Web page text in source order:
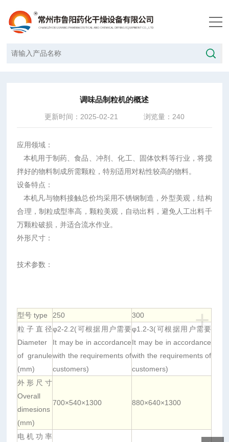
调味品制粒机的概述
更新时间：2025-02-21 浏览量：240
应用领域：
本机用于制药、食品、冲剂、化工、固体饮料等行业，将搅
拌好的物料制成所需颗粒，特别适用对粘性较高的物料。
设备特点：
本机凡与物料接触总价均采用不锈钢制造，外型美观，结构
合理，制粒成型率高，颗粒美观，自动出料，避免人工出料千
万颗粒破损，并适合流水作业。
外形尺寸：
技术参数：
+
型号 type 250
300
粒子直径
Diameter
of granule
(mm)
φ2-2.2(可根据用户需要
It may be in accordance
with the requirements of
customers)
φ1.2-3(可根据用户需要
It may be in accordance
with the requirements of
customers)
外形尺寸
Overall
dimesions
(mm)
700×540×1300 880×640×1300
电机功率